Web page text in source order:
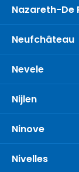
Nazareth-De
Neufchâteau
Nevele
Nijlen
Ninove
Nivelles